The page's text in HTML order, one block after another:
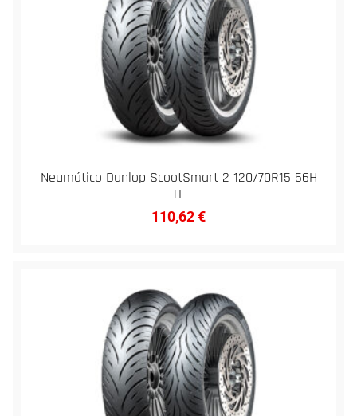
Neumático Dunlop ScootSmart 2 120/70R15 56H
TL
110,62€